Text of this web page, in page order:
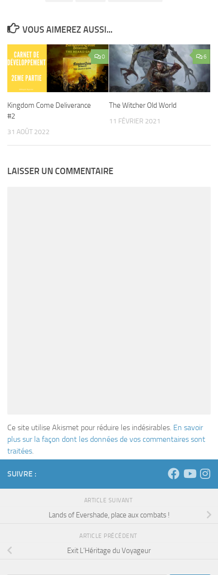
VOUS AIMEREZ AUSSI...
0
Kingdom Come Deliverance
#2
31 AOÛT 2022
6
The Witcher Old World
11 FÉVRIER 2021
LAISSER UN COMMENTAIRE
Ce site utilise Akismet pour réduire les indésirables. En savoir
plus sur la façon dont les données de vos commentaires sont
traitées.
SUIVRE :
ARTICLE SUIVANT
Lands of Evershade, place aux combats !
ARTICLE PRÉCÉDENT
Exit L’Héritage du Voyageur